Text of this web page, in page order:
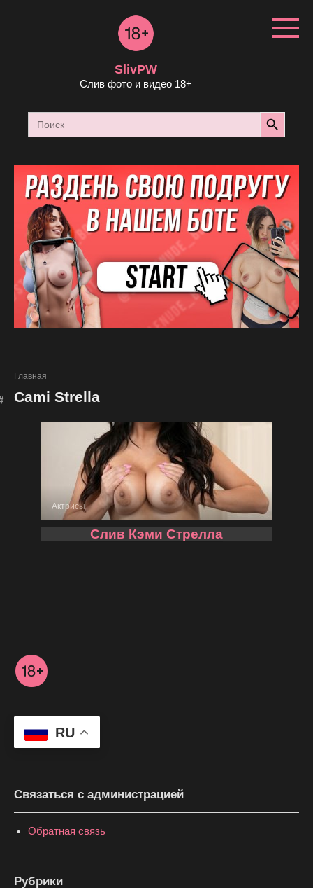
SlivPW
Слив фото и видео 18+
Search
for:
Search Button
Главная
Cami Strella
Актрисы
Слив Кэми Стрелла
RU
Связаться с администрацией
Обратная связь
Рубрики